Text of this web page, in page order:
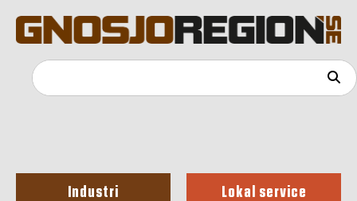
Industri Lokal service